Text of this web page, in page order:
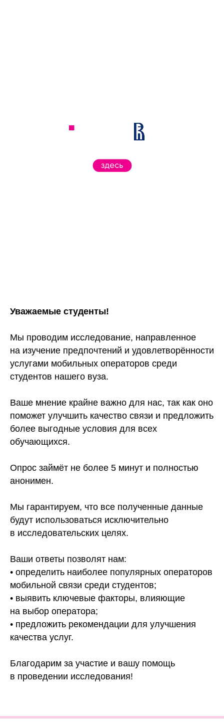
Уважаемые студенты!
Мы проводим исследование, направленное
на изучение предпочтений и удовлетворённости
услугами мобильных операторов среди
студентов нашего вуза.
Ваше мнение крайне важно для нас, так как оно
поможет улучшить качество связи и предложить
более выгодные условия для всех
обучающихся.
Опрос займёт не более 5 минут и полностью
анонимен.
Мы гарантируем, что все полученные данные
будут использоваться исключительно
в исследовательских целях.
Ваши ответы позволят нам:
• определить наиболее популярных операторов
мобильной связи среди студентов;
• выявить ключевые факторы, влияющие
на выбор оператора;
• предложить рекомендации для улучшения
качества услуг.
Благодарим за участие и вашу помощь
в проведении исследования!